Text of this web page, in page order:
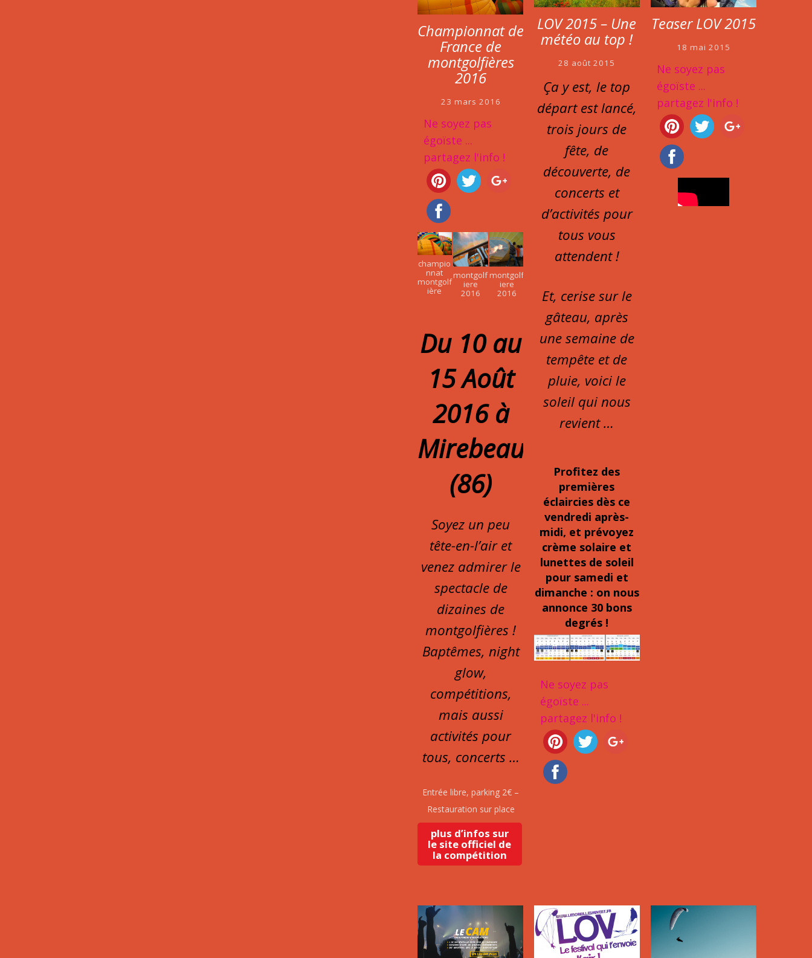
Championnat de
France de
montgolfières
2016
23 mars 2016
Ne soyez pas
égoïste ...
partagez l'info !
champio
nnat
montgolf
ière
montgolf
iere
2016
montgolf
iere
2016
Du 10 au
15 Août
2016 à
Mirebeau
(86)
Soyez un peu
tête-en-l’air et
venez admirer le
spectacle de
dizaines de
montgolfières !
Baptêmes, night
glow,
compétitions,
mais aussi
activités pour
tous, concerts …
Entrée libre, parking 2€ –
Restauration sur place
plus d’infos sur
le site officiel de
la compétition
LOV 2015 – Une
météo au top !
28 août 2015
Ça y est, le top
départ est lancé,
trois jours de
fête, de
découverte, de
concerts et
d’activités pour
tous vous
attendent !
Et, cerise sur le
gâteau, après
une semaine de
tempête et de
pluie, voici le
soleil qui nous
revient …
Profitez des
premières
éclaircies dès ce
vendredi après-
midi, et prévoyez
crème solaire et
lunettes de soleil
pour samedi et
dimanche : on nous
annonce 30 bons
degrés !
Ne soyez pas
égoïste ...
partagez l'info !
Teaser LOV 2015
18 mai 2015
Ne soyez pas
égoïste ...
partagez l'info !